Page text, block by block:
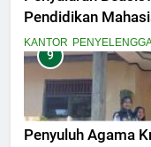
Pendidikan
KANTOR
9
Penyuluh Agama